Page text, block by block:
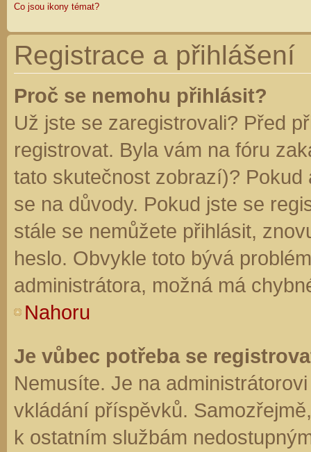
Co jsou ikony témat?
Registrace a přihlášení
Proč se nemohu přihlásit?
Už jste se zaregistrovali? Před
registrovat. Byla vám na fóru
tato skutečnost zobrazí)?
se na důvody. Pokud jste se
stále se nemůžete přihlásit,
heslo. Obvykle toto bývá
administrátora, možná má
Nahoru
Je vůbec potřeba se
Nemusíte. Je na
vkládání příspěvků.
k ostatním službám